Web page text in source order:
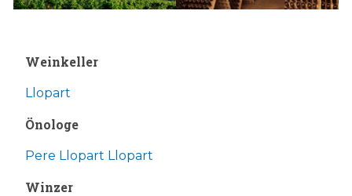
Weinkeller
Llopart
Önologe
Pere Llopart Llopart
Winzer